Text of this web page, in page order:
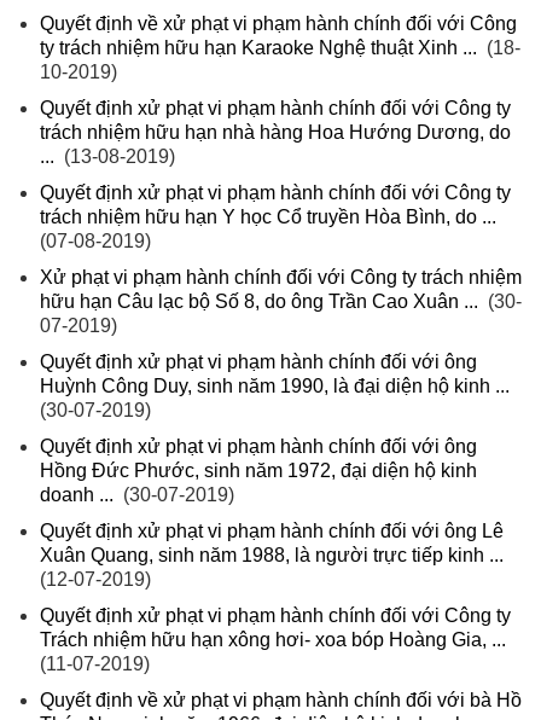
Quyết định về xử phạt vi phạm hành chính đối với Công
ty trách nhiệm hữu hạn Karaoke Nghệ thuật Xinh ... (18-
10-2019)
Quyết định xử phạt vi phạm hành chính đối với Công ty
trách nhiệm hữu hạn nhà hàng Hoa Hướng Dương, do
... (13-08-2019)
Quyết định xử phạt vi phạm hành chính đối với Công ty
trách nhiệm hữu hạn Y học Cổ truyền Hòa Bình, do ...
(07-08-2019)
Xử phạt vi phạm hành chính đối với Công ty trách nhiệm
hữu hạn Câu lạc bộ Số 8, do ông Trần Cao Xuân ... (30-
07-2019)
Quyết định xử phạt vi phạm hành chính đối với ông
Huỳnh Công Duy, sinh năm 1990, là đại diện hộ kinh ...
(30-07-2019)
Quyết định xử phạt vi phạm hành chính đối với ông
Hồng Đức Phước, sinh năm 1972, đại diện hộ kinh
doanh ... (30-07-2019)
Quyết định xử phạt vi phạm hành chính đối với ông Lê
Xuân Quang, sinh năm 1988, là người trực tiếp kinh ...
(12-07-2019)
Quyết định xử phạt vi phạm hành chính đối với Công ty
Trách nhiệm hữu hạn xông hơi- xoa bóp Hoàng Gia, ...
(11-07-2019)
Quyết định về xử phạt vi phạm hành chính đối với bà Hồ